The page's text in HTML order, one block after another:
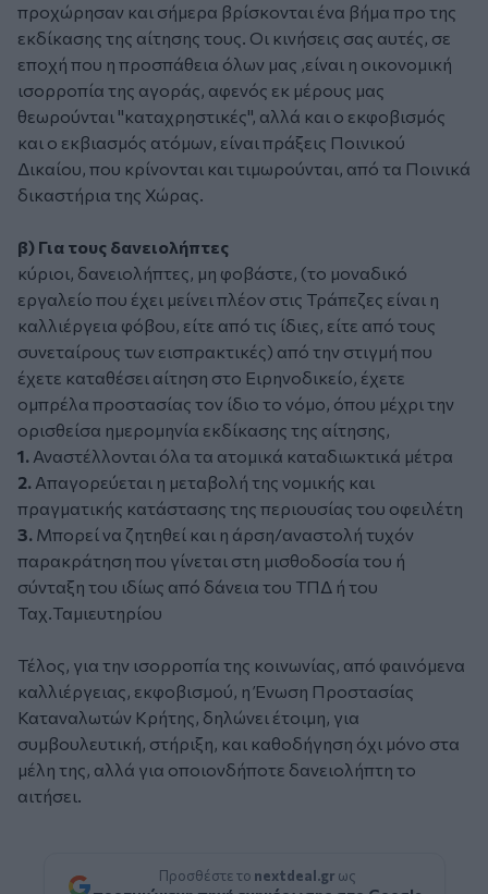
προχώρησαν και σήμερα βρίσκονται ένα βήμα προ της
εκδίκασης της αίτησης τους. Οι κινήσεις σας αυτές, σε
εποχή που η προσπάθεια όλων μας ,είναι η οικονομική
ισορροπία της αγοράς, αφενός εκ μέρους μας
θεωρούνται "καταχρηστικές", αλλά και ο εκφοβισμός
και ο εκβιασμός ατόμων, είναι πράξεις Ποινικού
Δικαίου, που κρίνονται και τιμωρούνται, από τα Ποινικά
δικαστήρια της Χώρας.
β) Για τους δανειολήπτες
κύριοι, δανειολήπτες, μη φοβάστε, (το μοναδικό
εργαλείο που έχει μείνει πλέον στις Τράπεζες είναι η
καλλιέργεια φόβου, είτε από τις ίδιες, είτε από τους
συνεταίρους των εισπρακτικές) από την στιγμή που
έχετε καταθέσει αίτηση στο Ειρηνοδικείο, έχετε
ομπρέλα προστασίας τον ίδιο το νόμο, όπου μέχρι την
ορισθείσα ημερομηνία εκδίκασης της αίτησης,
1. Αναστέλλονται όλα τα ατομικά καταδιωκτικά μέτρα
2. Απαγορεύεται η μεταβολή της νομικής και
πραγματικής κατάστασης της περιουσίας του οφειλέτη
3. Μπορεί να ζητηθεί και η άρση/αναστολή τυχόν
παρακράτηση που γίνεται στη μισθοδοσία του ή
σύνταξη του ιδίως από δάνεια του ΤΠΔ ή του
Ταχ.Ταμιευτηρίου
Τέλος, για την ισορροπία της κοινωνίας, από φαινόμενα
καλλιέργειας, εκφοβισμού, η Ένωση Προστασίας
Καταναλωτών Κρήτης, δηλώνει έτοιμη, για
συμβουλευτική, στήριξη, και καθοδήγηση όχι μόνο στα
μέλη της, αλλά για οποιονδήποτε δανειολήπτη το
αιτήσει.
Προσθέστε το nextdeal.gr ως